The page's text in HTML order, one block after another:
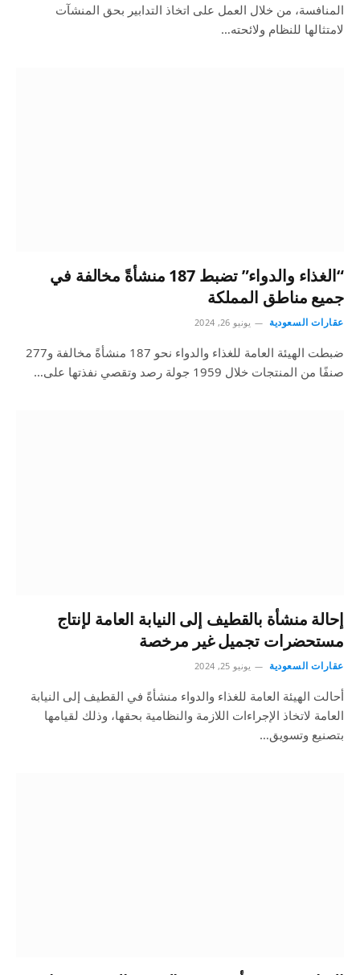
المنافسة، من خلال العمل على اتخاذ التدابير بحق المنشآت
لامتثالها للنظام ولائحته…
“الغذاء والدواء” تضبط 187 منشأةً مخالفة في
جميع مناطق المملكة
عقارات السعودية يونيو 26, 2024
ضبطت الهيئة العامة للغذاء والدواء نحو 187 منشأةً مخالفة و277
صنفًا من المنتجات خلال 1959 جولة رصد وتقصي نفذتها على…
إحالة منشأة بالقطيف إلى النيابة العامة لإنتاج
مستحضرات تجميل غير مرخصة
عقارات السعودية يونيو 25, 2024
أحالت الهيئة العامة للغذاء والدواء منشأةً في القطيف إلى النيابة
العامة لاتخاذ الإجراءات اللازمة والنظامية بحقها، وذلك لقيامها
بتصنيع وتسويق…